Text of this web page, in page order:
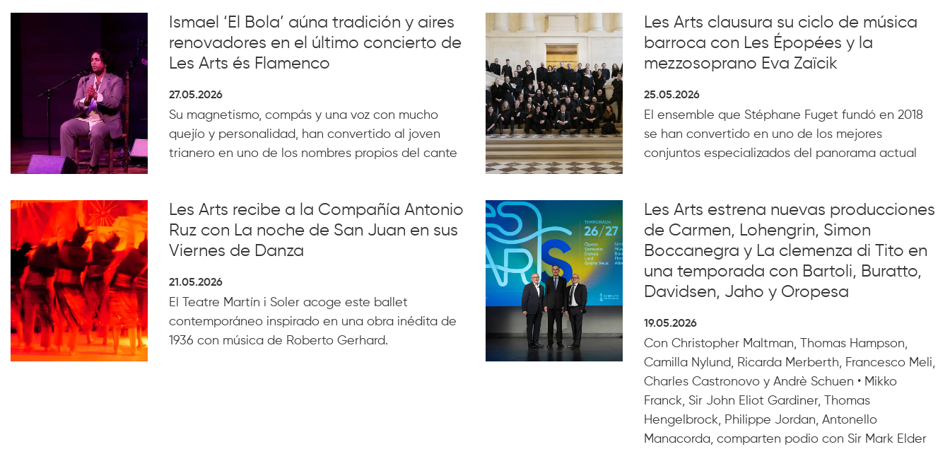
Ismael ‘El Bola’ aúna tradición y aires
renovadores en el último concierto de
Les Arts és Flamenco
27.05.2026
Su magnetismo, compás y una voz con mucho
quejío y personalidad, han convertido al joven
trianero en uno de los nombres propios del cante
Les Arts clausura su ciclo de música
barroca con Les Épopées y la
mezzosoprano Eva Zaïcik
25.05.2026
El ensemble que Stéphane Fuget fundó en 2018
se han convertido en uno de los mejores
conjuntos especializados del panorama actual
Les Arts recibe a la Compañía Antonio
Ruz con La noche de San Juan en sus
Viernes de Danza
21.05.2026
El Teatre Martín i Soler acoge este ballet
contemporáneo inspirado en una obra inédita de
1936 con música de Roberto Gerhard.
Les Arts estrena nuevas producciones
de Carmen, Lohengrin, Simon
Boccanegra y La clemenza di Tito en
una temporada con Bartoli, Buratto,
Davidsen, Jaho y Oropesa
19.05.2026
Con Christopher Maltman, Thomas Hampson,
Camilla Nylund, Ricarda Merberth, Francesco Meli,
Charles Castronovo y Andrè Schuen • Mikko
Franck, Sir John Eliot Gardiner, Thomas
Hengelbrock, Philippe Jordan, Antonello
Manacorda, comparten podio con Sir Mark Elder